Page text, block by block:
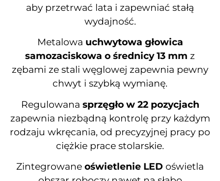
aby przetrwać lata i zapewniać stałą
wydajność.
Metalowa uchwytowa głowica
samozaciskowa o średnicy 13 mm z
zębami ze stali węglowej zapewnia pewny
chwyt i szybką wymianę.
Regulowana sprzęgło w 22 pozycjach
zapewnia niezbądną kontrolę przy każdym
rodzaju wkręcania, od precyzyjnej pracy po
ciężkie prace stolarskie.
Zintegrowane oświetlenie LED oświetla